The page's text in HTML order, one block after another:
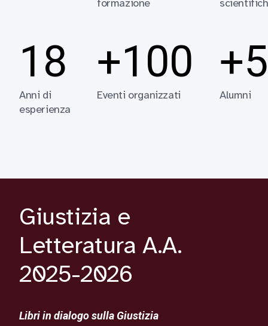
formazione
18
Anni di
esperienza
+100
Eventi organizzati Alumni
Giustizia e
Letteratura A.A.
2025-2026
Libri in dialogo sulla Giustizia